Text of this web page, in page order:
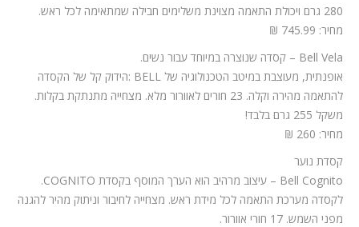
280 גרם ויכולת התאמה מצוינת משלימים חבילה שמתאימה לכל ראש.
מחיר: 745.99 ₪
Bell Vela – קסדה שנוצרה במיוחד עבור נשים.
אופנתית, מעוצבת במיטב הטכנולוגיה של BELL :הידוק קל של הקסדה
להתאמה מהירה וקלה. 23 חורים לאוורור מלא. מצחייה מתנתקת בקלות.
משקל 255 גרם בלבד!
מחיר: 260 ₪
קסדת נוער
Bell Cognito – עיצוב מרהיב הוא הערך המוסף בקסדת COGNITO.
לקסדה מערכת התאמה לכל מידת ראש. מצחייה לחיבור וניתוק מהיר להגנה
מפני השמש. 17 חורי אוורור.